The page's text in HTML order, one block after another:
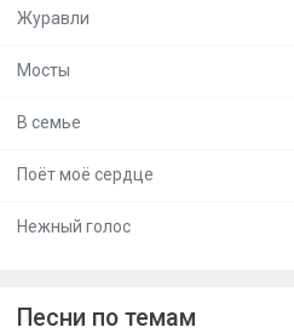
Журавли
Мосты
В семье
Поёт моё сердце
Нежный голос
Песни по темам